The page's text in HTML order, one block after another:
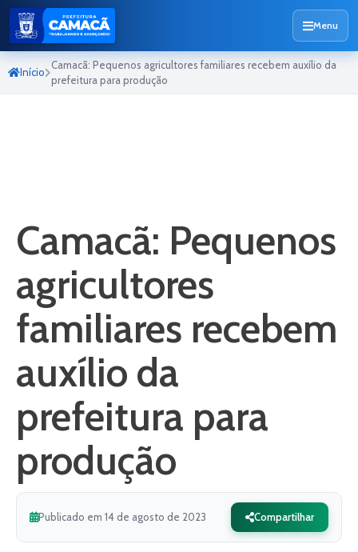
Menu
Início
Camacã: Pequenos agricultores familiares recebem auxílio da
prefeitura para produção
Camacã: Pequenos
agricultores
familiares recebem
auxílio da
prefeitura para
produção
Publicado em 14 de agosto de 2023 Compartilhar